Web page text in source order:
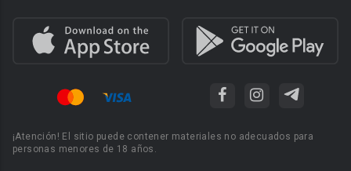
¡Atención! El sitio puede contener materiales no adecuados para
personas menores de 18 años.